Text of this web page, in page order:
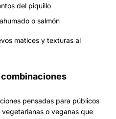
del piquillo
o salmón
matices y texturas al
pensadas para públicos
o veganas que